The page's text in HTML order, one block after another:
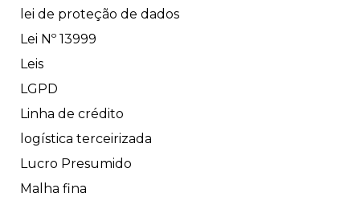
lei de proteção de dados
Lei Nº 13999
Leis
LGPD
Linha de crédito
logística terceirizada
Lucro Presumido
Malha fina